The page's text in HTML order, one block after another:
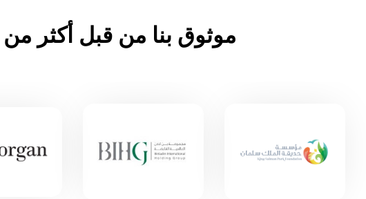
موثوق بنا من قبل أكثر من 500 شركة في جميع أنحاء العالم